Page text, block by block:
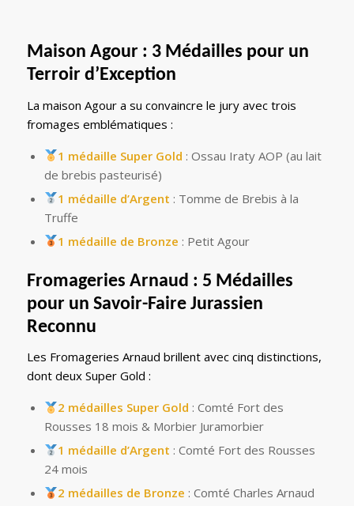
Maison Agour : 3 Médailles pour un
Terroir d’Exception
La maison Agour a su convaincre le jury avec trois
fromages emblématiques :
1 médaille Super Gold : Ossau Iraty AOP (au lait
de brebis pasteurisé)
1 médaille d’Argent : Tomme de Brebis à la
Truffe
1 médaille de Bronze : Petit Agour
Fromageries Arnaud : 5 Médailles
pour un Savoir-Faire Jurassien
Reconnu
Les Fromageries Arnaud brillent avec cinq distinctions,
dont deux Super Gold :
2 médailles Super Gold : Comté Fort des
Rousses 18 mois & Morbier Juramorbier
1 médaille d’Argent : Comté Fort des Rousses
24 mois
2 médailles de Bronze : Comté Charles Arnaud